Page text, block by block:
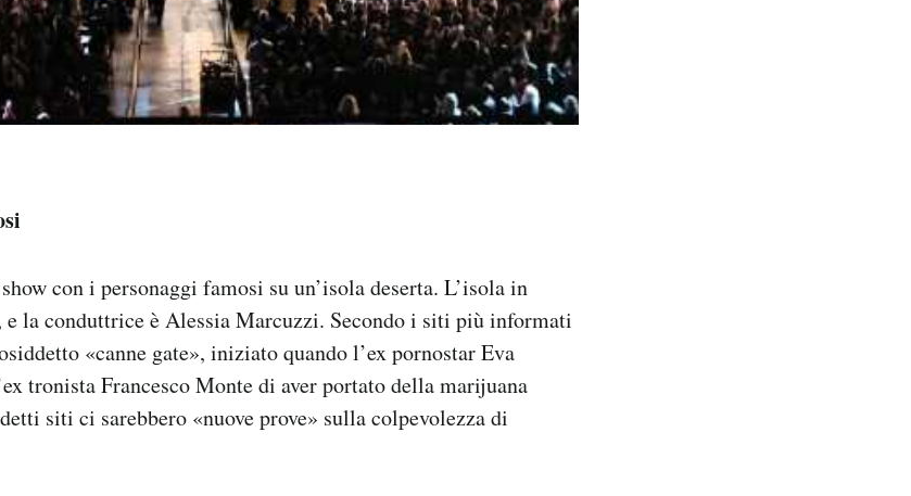
con i personaggi famosi su un’isola deserta. L’isola in
e la conduttrice è Alessia Marcuzzi. Secondo i siti più informati
«canne gate», iniziato quando l’ex pornostar Eva
tronista Francesco Monte di aver portato della marijuana
siti ci sarebbero «nuove prove» sulla colpevolezza di